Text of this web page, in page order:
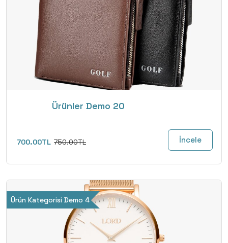
Ürünler Demo 20
700.00TL 750.00TL İncele
Ürün Kategorisi Demo 4